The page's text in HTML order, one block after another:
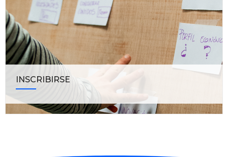
INSCRIBIRSE